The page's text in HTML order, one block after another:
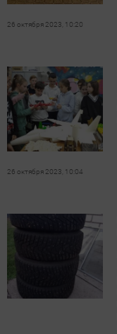
26 октября 2023, 10:20
26 октября 2023, 10:04